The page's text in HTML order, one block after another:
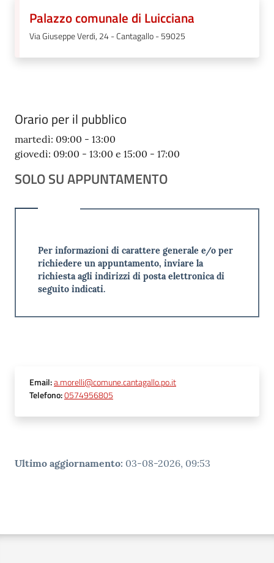
Palazzo comunale di Luicciana
Via Giuseppe Verdi, 24 - Cantagallo - 59025
Orario per il pubblico
martedì: 09:00 - 13:00
giovedì: 09:00 - 13:00 e 15:00 - 17:00
SOLO SU APPUNTAMENTO
Per informazioni di carattere generale e/o per
richiedere un appuntamento, inviare la
richiesta agli indirizzi di posta elettronica di
seguito indicati.
Email:a.morelli@comune.cantagallo.po.it
Telefono:0574956805
Ultimo aggiornamento: 03-08-2026, 09:53